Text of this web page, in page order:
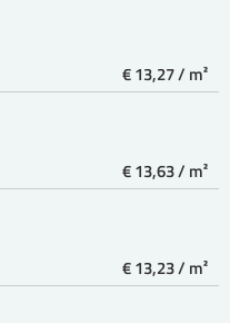
€ 13,27 / m²
€ 13,63 / m²
€ 13,23 / m²